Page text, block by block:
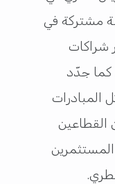
مشتركة في
شراكات
كما جدّد
المبادرات
القطاعين